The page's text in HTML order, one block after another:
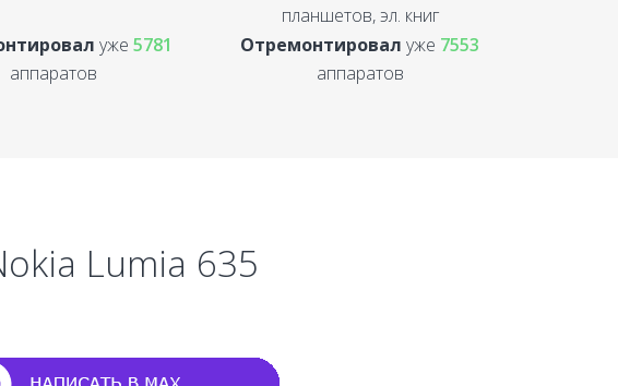
уже5781
аппаратов
планшетов, эл. книг
Отремонтировалуже 7553
аппаратов
Lumia 635